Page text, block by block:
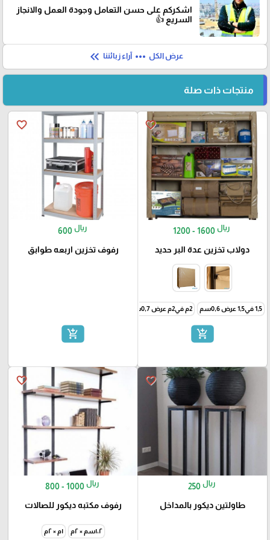
اشكركم على حسن التعامل وجودة العمل والانجاز
السريع 👍
عرض الكل more_horiz آراء زبائننا keyboard_double_arrow_left
منتجات ذات صلة
favorite_border
1200 - 1600 ريال
دولاب تخزين عدة البر حديد
1,5 في1,5 عرض 0,6سم 2م في2م عرض 0,7سم
add_shopping_cart
favorite_border
600 ريال
رفوف تخزين اربعه طوابق
add_shopping_cart
favorite_border
250 ريال
طاولتين ديكور بالمداخل
favorite_border
800 - 1000 ريال
رفوف مكتبه ديكور للصالات
١،٢سم × ٢م ١م × ٢م